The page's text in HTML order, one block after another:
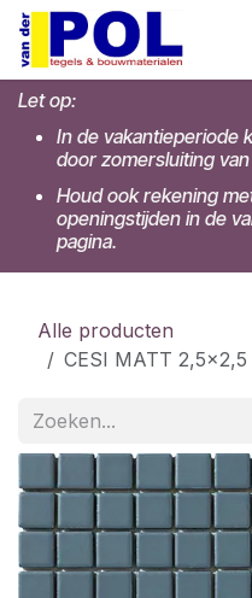
Overslaan naar inhoud
Let op:
In de vakantieperiode
door zomersluiting
Houd ook rekening
openingstijden in de
pagina.
Alle producten
CESI MATT 2,5x2,5